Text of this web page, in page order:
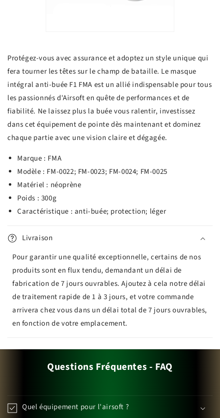
Protégez-vous avec assurance et adoptez un style unique qui
fera tourner les têtes sur le champ de bataille. Le masque
intégral anti-buée F1 FMA est un allié indispensable pour tous
les passionnés d'Airsoft en quête de performances et de
fiabilité. Ne laissez plus la buée vous ralentir, investissez
dans cet équipement de pointe dès maintenant et dominez
chaque partie avec une vision claire et dégagée.
Marque : FMA
Modèle : FM-0022; FM-0023; FM-0024; FM-0025
Matériel : néoprène
Poids : 300g
Caractéristique : anti-buée; protection; léger
Livraison
Pour garantir une qualité exceptionnelle, certains de nos
produits sont en flux tendu, demandant un délai de
fabrication de 7 jours ouvrables. Ajoutez à cela notre délai
de traitement rapide de 1 à 3 jours, et votre commande
arrivera chez vous dans un délai total de 7 jours ouvrables,
en fonction de votre emplacement.
Questions Fréquentes - FAQ
Quel équipement pour l'airsoft ?